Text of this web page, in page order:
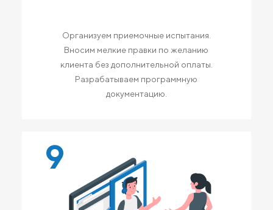
Организуем приемочные испытания.
Вносим мелкие правки по желанию
клиента без дополнительной оплаты.
Разрабатываем программную
документацию.
9